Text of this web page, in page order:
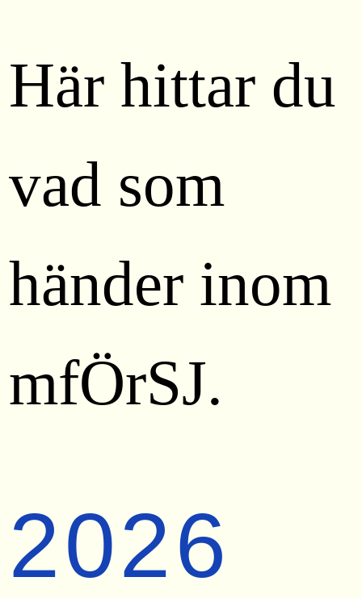
Här hittar du
vad som
händer inom
mfÖrSJ.
2026